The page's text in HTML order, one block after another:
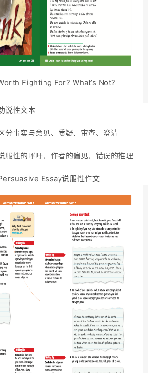
Fighting For? What’s Not?
说性文本
分事实与意见、质疑、审查、澄清
服性的呼吁、作者的偏见、错误的推理
Essay说服性作文